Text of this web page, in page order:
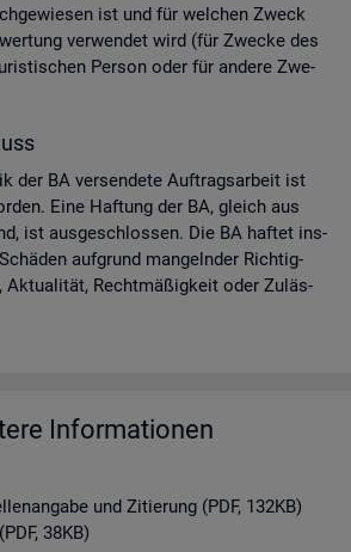
ist und für wel­chen Zweck
ver­wen­det wird (für Zwe­cke des
Per­son oder für an­de­re Zwe­
der BA ver­sen­de­te Auf­trags­ar­beit ist
Eine Haf­tung der BA, gleich aus
ist aus­ge­schlos­sen. Die BA haf­tet ins­
auf­grund man­geln­der Rich­tig­
Ak­tua­li­tät, Recht­mä­ßig­keit oder Zu­läs­
Informationen
und Zitierung (PDF, 132KB)
38KB)